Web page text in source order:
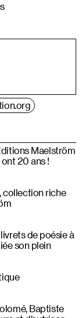
Maelström
20 ans !
collection riche
de poésie à
son plein
Baptiste